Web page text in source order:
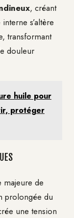
, créant
s’altère
transformant
douleur
huile pour
protéger
majeure de
prolongée du
une tension